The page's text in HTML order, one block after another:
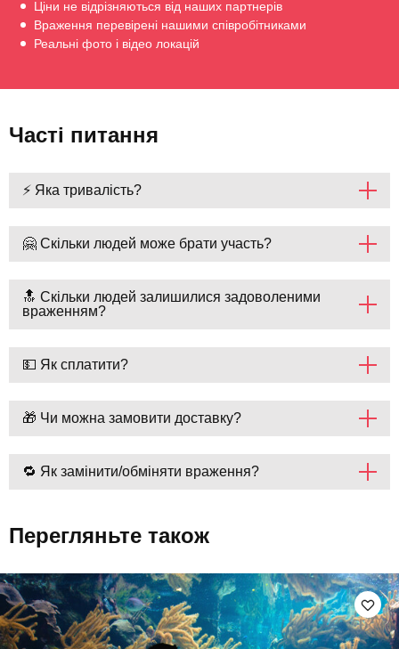
Ціни не відрізняються від наших партнерів
Враження перевірені нашими співробітниками
Реальні фото і відео локацій
Часті питання
⚡ Яка тривалість?
🤗 Скільки людей може брати участь?
🔝 Скільки людей залишилися задоволеними
враженням?
💵 Як сплатити?
🎁 Чи можна замовити доставку?
🔁 Як замінити/обміняти враження?
Перегляньте також